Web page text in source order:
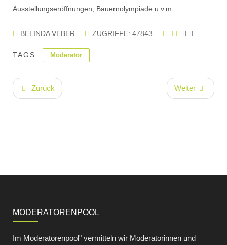
Ausstellungseröffnungen, Bauernolympiade u.v.m.
BELINDA VEBER ZUGRIFFE: 47843
TAGS: Moderator
Zurück Weiter
MODERATORENPOOL
Im Moderatorenpool" vermitteln wir Moderatorinnen und